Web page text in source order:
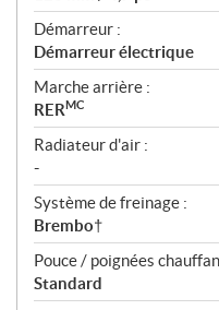
Démarreur :
Démarreur électrique
Marche arrière :
RERMC
Radiateur d'air :
-
Système de freinage :
Brembo†
Pouce / poignées
Standard